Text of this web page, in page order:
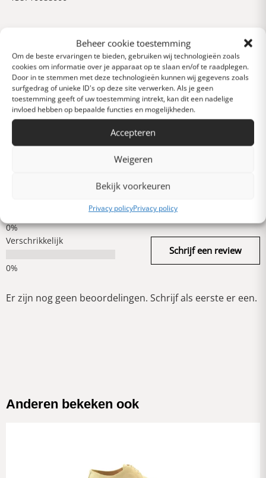
Beheer cookie toestemming
Om de beste ervaringen te bieden, gebruiken wij technologieën zoals
cookies om informatie over je apparaat op te slaan en/of te raadplegen.
Door in te stemmen met deze technologieën kunnen wij gegevens zoals
surfgedrag of unieke ID's op deze site verwerken. Als je geen
toestemming geeft of uw toestemming intrekt, kan dit een nadelige
invloed hebben op bepaalde functies en mogelijkheden.
Accepteren
Weigeren
Bekijk voorkeuren
Privacy policyPrivacy policy
0 van 5 sterren (op
basis van 0 reviews)
Uitstekend
Heel goed
Verschrikkelijk
Schrijf een review
Er zijn nog geen beoordelingen. Schrijf als eerste er een.
Anderen bekeken ook